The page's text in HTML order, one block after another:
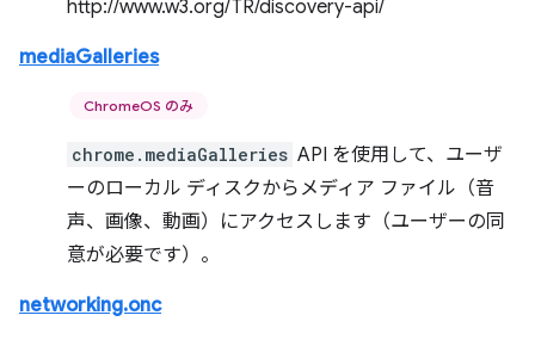
http://www.w3.org/TR/discovery-api/
mediaGalleries
ChromeOS のみ
chrome.mediaGalleries API を使用して、ユーザ
ーのローカル ディスクからメディア ファイル（音
声、画像、動画）にアクセスします（ユーザーの同
意が必要です）。
networking.onc